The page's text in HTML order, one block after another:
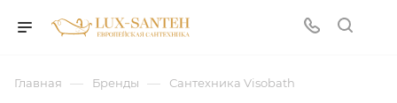
Главная — Бренды — Сантехника Visobath